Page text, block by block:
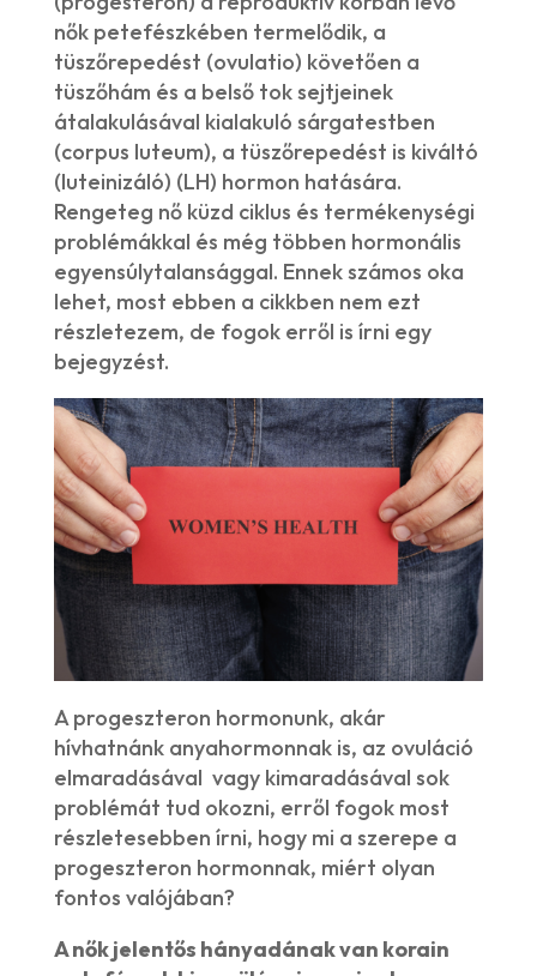
nők petefészkében termelődik, a
tüszőrepedést (ovulatio) követően a
tüszőhám és a belső tok sejtjeinek
átalakulásával kialakuló sárgatestben
(corpus luteum), a tüszőrepedést is kiváltó
(luteinizáló) (LH) hormon hatására.
Rengeteg nő küzd ciklus és termékenységi
problémákkal és még többen hormonális
egyensúlytalansággal. Ennek számos oka
lehet, most ebben a cikkben nem ezt
részletezem, de fogok erről is írni egy
bejegyzést.
A progeszteron hormonunk, akár
hívhatnánk anyahormonnak is, az ovuláció
elmaradásával vagy kimaradásával sok
problémát tud okozni, erről fogok most
részletesebben írni, hogy mi a szerepe a
progeszteron hormonnak, miért olyan
fontos valójában?
A nők jelentős hányadának van korain